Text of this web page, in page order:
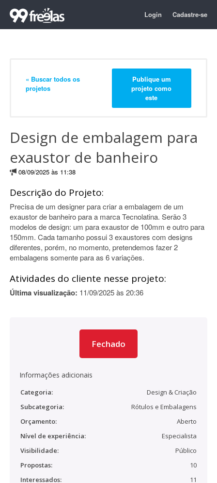
Login Cadastre-se
« Buscar todos os
projetos
Publique um
projeto como
este
Design de embalagem para
exaustor de banheiro
08/09/2025 às 11:38
Descrição do Projeto:
Precisa de um designer para criar a embalagem de um
exaustor de banheiro para a marca Tecnolatina. Serão 3
modelos de design: um para exaustor de 100mm e outro para
150mm. Cada tamanho possui 3 exaustores com designs
diferentes, porém, no momento, pretendemos fazer 2
embalagens somente para as 6 variações.
Atividades do cliente nesse projeto:
Última visualização: 11/09/2025 às 20:36
Fechado
Informações adicionais
Categoria:
Design & Criação
Subcategoria:
Rótulos e Embalagens
Orçamento:
Aberto
Nível de experiência:
Especialista
Visibilidade:
Público
Propostas:
10
Interessados:
11